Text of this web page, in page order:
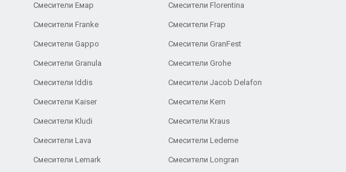
Смесители Емар Смесители Florentina
Смесители Franke Смесители Frap
Смесители Gappo Смесители GranFest
Смесители Granula Смесители Grohe
Смесители Iddis Смесители Jacob Delafon
Смесители Kaiser Смесители Kern
Смесители Kludi Смесители Kraus
Смесители Lava Смесители Ledeme
Смесители Lemark Смесители Longran